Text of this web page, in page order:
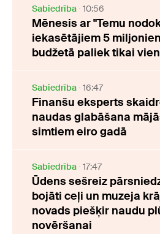
Sabiedrība 10:56
Mēnesis ar "Temu
iekasētājiem 5
budžetā paliek tikai
Sabiedrība 16:47
Finanšu eksperts
naudas glabāšana
simtiem eiro gadā
Sabiedrība 17:47
Ūdens sešreiz
bojāti ceļi un muzeja
novads piešķir naudu
novēršanai